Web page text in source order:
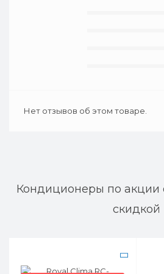
Нет отзывов об этом товаре.
Кондиционеры по акции
скидкой